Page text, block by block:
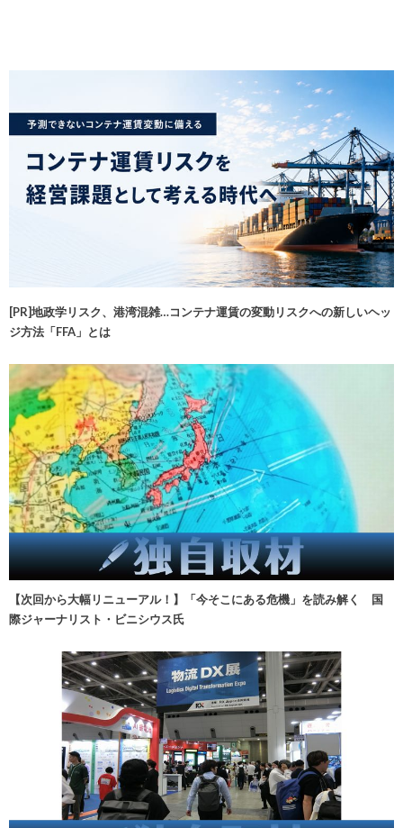
[PR]地政学リスク、港湾混雑…コンテナ運賃の変動リスクへの新しいヘッ
ジ方法「FFA」とは
【次回から大幅リニューアル！】「今そこにある危機」を読み解く 国
際ジャーナリスト・ビニシウス氏